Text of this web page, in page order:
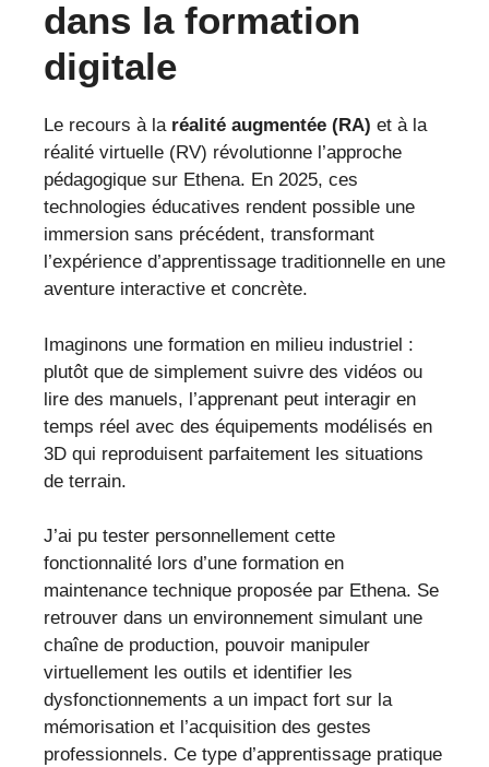
dans la formation
digitale
Le recours à la réalité augmentée (RA) et à la
réalité virtuelle (RV) révolutionne l’approche
pédagogique sur Ethena. En 2025, ces
technologies éducatives rendent possible une
immersion sans précédent, transformant
l’expérience d’apprentissage traditionnelle en une
aventure interactive et concrète.
Imaginons une formation en milieu industriel :
plutôt que de simplement suivre des vidéos ou
lire des manuels, l’apprenant peut interagir en
temps réel avec des équipements modélisés en
3D qui reproduisent parfaitement les situations
de terrain.
J’ai pu tester personnellement cette
fonctionnalité lors d’une formation en
maintenance technique proposée par Ethena. Se
retrouver dans un environnement simulant une
chaîne de production, pouvoir manipuler
virtuellement les outils et identifier les
dysfonctionnements a un impact fort sur la
mémorisation et l’acquisition des gestes
professionnels. Ce type d’apprentissage pratique